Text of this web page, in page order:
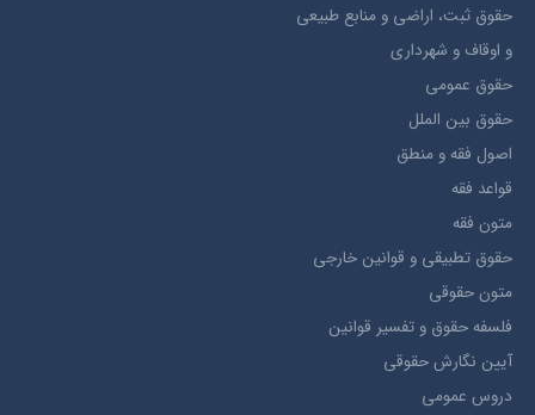
حقوق ثبت، اراضي و منابع طبيعي
و اوقاف و شهرداری
حقوق عمومی
حقوق بين الملل
اصول فقه و منطق
قواعد فقه
متون فقه
حقوق تطبيقي و قوانین خارجی
متون حقوقي
فلسفه حقوق و تفسیر قوانین
آیین نگارش حقوقی
دروس عمومی